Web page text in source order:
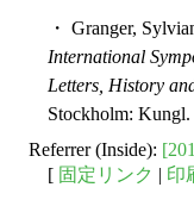
・ Granger,
International
Letters, History
Stockholm:
Referrer (Inside):
[ 固定リンク | 印